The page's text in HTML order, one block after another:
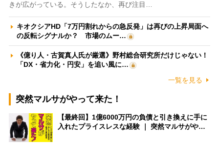
きが広がっている。そうしたなか、再び注目…
キオクシアHD「7万円割れからの急反発」は再びの上昇局面へ
の反転シグナルか？ 市場のムー…
《億り人・古賀真人氏が厳選》野村総合研究所だけじゃない！
「DX・省力化・円安」を追い風に…
一覧を見る
突然マルサがやって来た！
【最終回】1億6000万円の負債と引き換えに手に
入れたプライスレスな経験 ｜ 突然マルサがや…